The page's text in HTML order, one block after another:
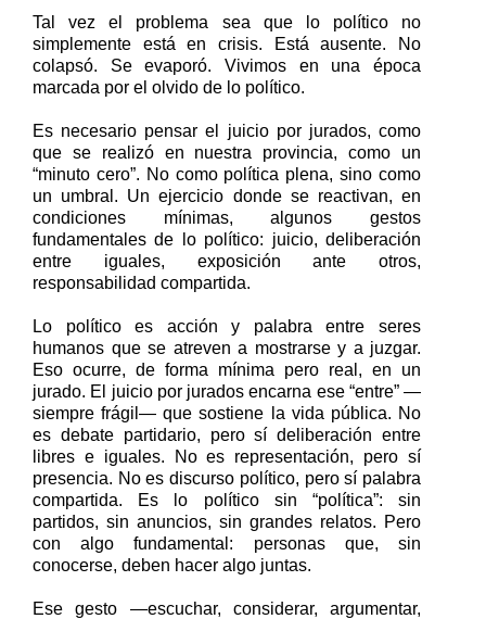
Tal vez el problema sea que lo político no
simplemente está en crisis. Está ausente. No
colapsó. Se evaporó. Vivimos en una época
marcada por el olvido de lo político.
Es necesario pensar el juicio por jurados, como
que se realizó en nuestra provincia, como un
“minuto cero”. No como política plena, sino como
un umbral. Un ejercicio donde se reactivan, en
condiciones mínimas, algunos gestos
fundamentales de lo político: juicio, deliberación
entre iguales, exposición ante otros,
responsabilidad compartida.
Lo político es acción y palabra entre seres
humanos que se atreven a mostrarse y a juzgar.
Eso ocurre, de forma mínima pero real, en un
jurado. El juicio por jurados encarna ese “entre” —
siempre frágil— que sostiene la vida pública. No
es debate partidario, pero sí deliberación entre
libres e iguales. No es representación, pero sí
presencia. No es discurso político, pero sí palabra
compartida. Es lo político sin “política”: sin
partidos, sin anuncios, sin grandes relatos. Pero
con algo fundamental: personas que, sin
conocerse, deben hacer algo juntas.
Ese gesto —escuchar, considerar, argumentar,